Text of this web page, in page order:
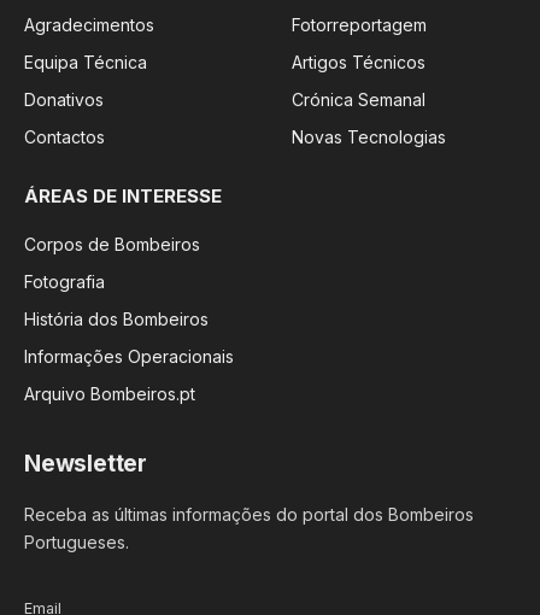
Agradecimentos
Equipa Técnica
Donativos
Contactos
Fotorreportagem
Artigos Técnicos
Crónica Semanal
Novas Tecnologias
ÁREAS DE INTERESSE
Corpos de Bombeiros
Fotografia
História dos Bombeiros
Informações Operacionais
Arquivo Bombeiros.pt
Newsletter
Receba as últimas informações do portal dos Bombeiros
Portugueses.
Email